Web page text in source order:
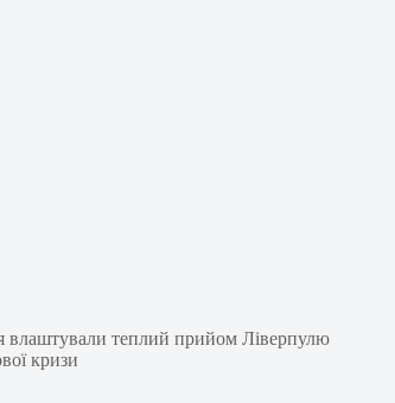
влаштували теплий прийом Ліверпулю
кризи